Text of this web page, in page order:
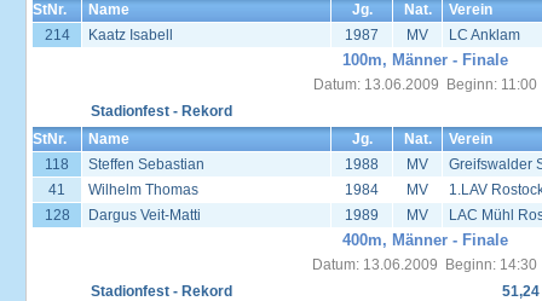
StNr.
Name Jg. Nat.
Verein
214
Kaatz Isabell 1987 MV LC Anklam
100m, Männer - Finale
Datum: 13.06.2009 Beginn: 11:00
Stadionfest - Rekord
StNr.
Name Jg. Nat.
Verein
118
Steffen Sebastian 1988 MV
Greifswalder
41
Wilhelm Thomas 1984 MV
1.LAV
128
Dargus Veit-Matti 1989 MV LAC Mühl
400m, Männer - Finale
Datum: 13.06.2009 Beginn: 14:30
Stadionfest - Rekord
51,24